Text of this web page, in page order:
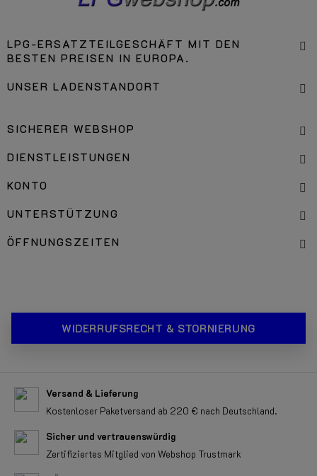
LPG-ERSATZTEILGESCHÄFT MIT DEN
BESTEN PREISEN IN EUROPA.
UNSER LADENSTANDORT
SICHERER WEBSHOP
DIENSTLEISTUNGEN
KONTO
UNTERSTÜTZUNG
ÖFFNUNGSZEITEN
WIDERRUFSRECHT & STORNIERUNG
Versand & Lieferung
Kostenloser Paketversand ab 220 € nach Deutschland.
Sicher und vertrauenswürdig
Zertifiziertes Mitglied von Webshop Trustmark